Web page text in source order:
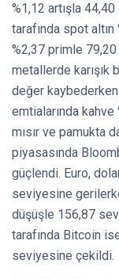
%1,12 artışla
tarafında spot
%2,37 primle
metallerde karışık
değer kaybederken
emtialarında
mısır ve pamukta
piyasasında
güçlendi. Euro,
seviyesine
düşüşle 156,87
tarafında Bitcoin
seviyesine çekildi.